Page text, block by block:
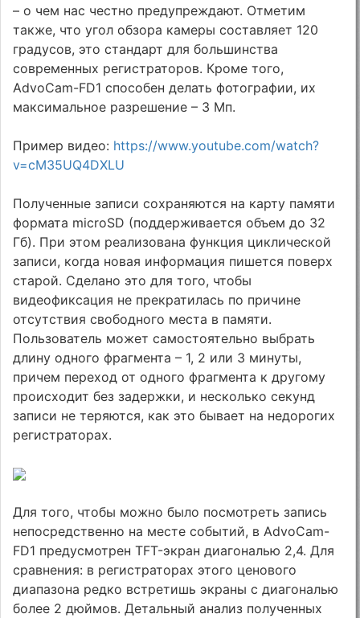
– о чем нас честно предупреждают. Отметим
также, что угол обзора камеры составляет 120
градусов, это стандарт для большинства
современных регистраторов. Кроме того,
AdvoCam-FD1 способен делать фотографии, их
максимальное разрешение – 3 Мп.
Пример видео: https://www.youtube.com/watch?
v=cM35UQ4DXLU
Полученные записи сохраняются на карту памяти
формата microSD (поддерживается объем до 32
Гб). При этом реализована функция циклической
записи, когда новая информация пишется поверх
старой. Сделано это для того, чтобы
видеофиксация не прекратилась по причине
отсутствия свободного места в памяти.
Пользователь может самостоятельно выбрать
длину одного фрагмента – 1, 2 или 3 минуты,
причем переход от одного фрагмента к другому
происходит без задержки, и несколько секунд
записи не теряются, как это бывает на недорогих
регистраторах.
Для того, чтобы можно было посмотреть запись
непосредственно на месте событий, в AdvoCam-
FD1 предусмотрен TFT-экран диагональю 2,4. Для
сравнения: в регистраторах этого ценового
диапазона редко встретишь экраны с диагональю
более 2 дюймов. Детальный анализ полученных